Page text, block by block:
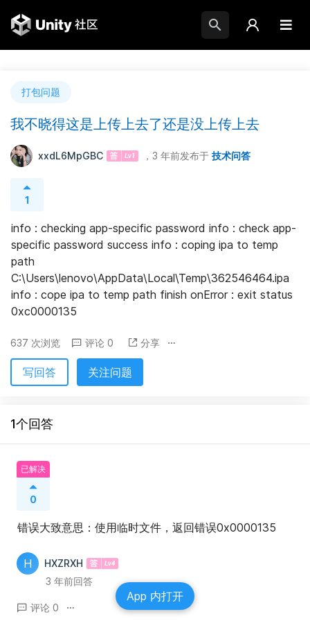
打包问题
我不晓得这是上传上去了还是没上传上去
xxdL6MpGBC ，3 年前发布于 技术问答
1
info : checking app-specific password info : check app-
specific password success info : coping ipa to temp
path
C:\Users\lenovo\AppData\Local\Temp\362546464.ipa
info : cope ipa to temp path finish onError : exit status
0xc0000135
637 次浏览 评论 0 分享
写回答 关注问题
1个回答
已解决
0
错误大致意思：使用临时文件，返回错误0x0000135
H
HXZRXH
3 年前回答
评论 0
App 内打开